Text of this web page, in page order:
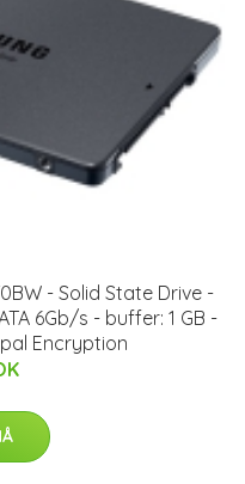
- Solid State Drive -
6Gb/s - buffer: 1 GB -
Encryption